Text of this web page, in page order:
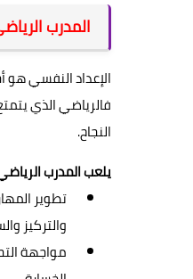
المدرب
الإعداد النفسي هو
فالرياضي الذي
النجاح.
يلعب المدرب
تطوير
والتركيز
مواجهة